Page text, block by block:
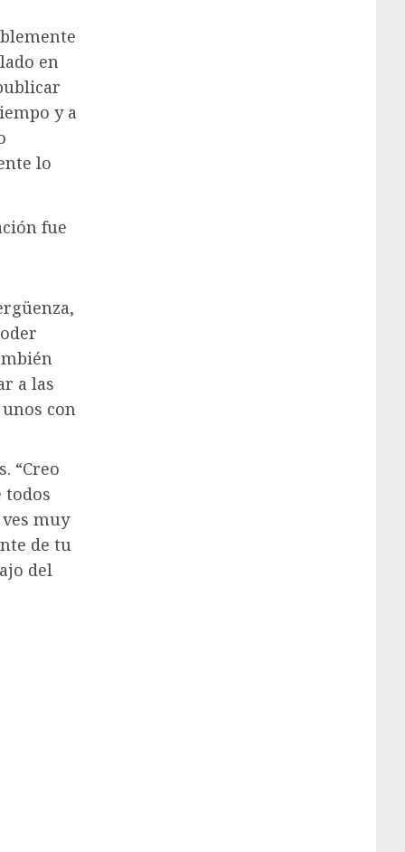
en
y a
lo
fue
a las
con
“Creo
todos
muy
de tu
del